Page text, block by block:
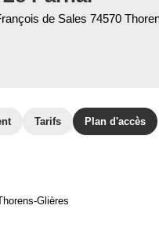
de Sales 74570
Tarifs Plan d'accès
Glières